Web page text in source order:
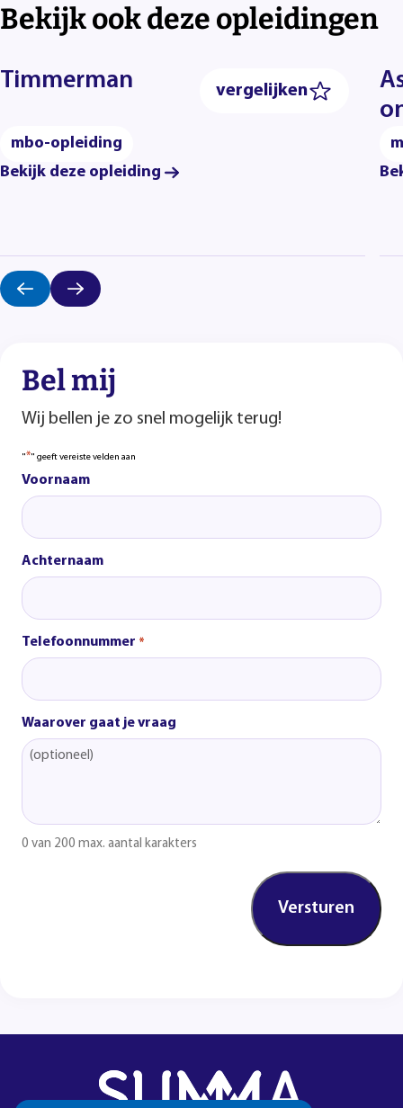
Bekijk ook deze opleidingen
vergelijken
Timmerman
mbo-opleiding
Bekijk deze opleiding
Bel mij
Wij bellen je zo snel mogelijk terug!
"*" geeft vereiste velden aan
Voornaam
Achternaam
Telefoonnummer *
Waarover gaat je vraag
0 van 200 max. aantal karakters